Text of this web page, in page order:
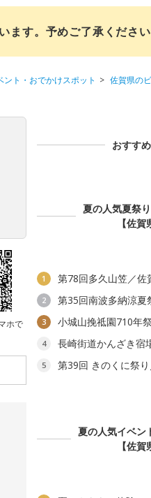
す。予めご了承ください
ト・おでかけスポット
佐賀県の
ホで
おすす
夏の人気夏祭
【佐賀
1 第78回多久山笠／佐
2 第35回南波多納涼夏
3 小城山挽祗園710年
4 長崎街道かんざき宿
5
第39回 きのくに祭
夏の人気イベン
【佐賀